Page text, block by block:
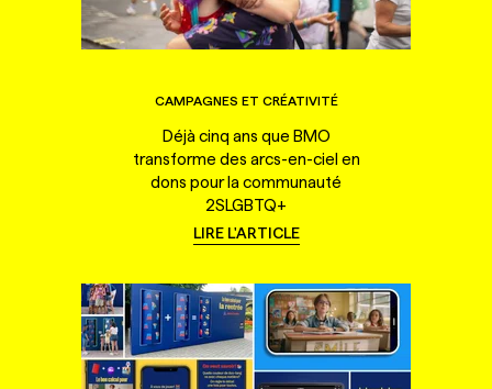
CAMPAGNES ET CRÉATIVITÉ
Déjà cinq ans que BMO
transforme des arcs-en-ciel en
dons pour la communauté
2SLGBTQ+
LIRE L'ARTICLE